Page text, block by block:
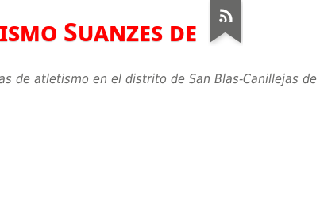
Suanzes de
de atletismo en el distrito de San Blas-Canillejas de